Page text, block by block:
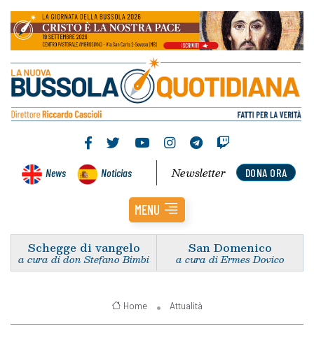
News Noticias DONA ORA
Newsletter
MENU
Schegge di vangelo
a cura di don Stefano Bimbi
San Domenico
a cura di Ermes Dovico
Home Attualità